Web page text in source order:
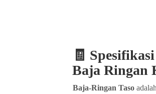
🧾
Baja Ringan
Baja-Ringan Taso